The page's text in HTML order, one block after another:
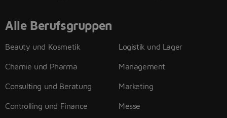
Alle Berufsgruppen
Beauty und Kosmetik
Chemie und Pharma
Consulting und Beratung
Controlling und Finance
Logistik und Lager
Management
Marketing
Messe